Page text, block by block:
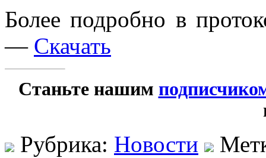
Более подробно в
— Скачать
Станьте нашим
Рубрика: Новости